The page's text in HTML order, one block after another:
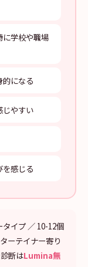
に学校や職場
になる
じやすい
感じる
イプ ／ 10-12個
ーテイナー寄り
断はLumina無